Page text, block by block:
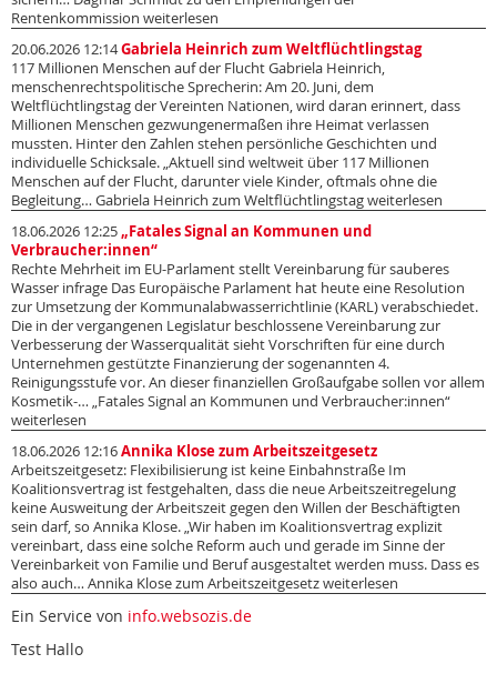
Rentenkommission weiterlesen
20.06.2026 12:14Gabriela Heinrich zum Weltflüchtlingstag
117 Millionen Menschen auf der Flucht Gabriela Heinrich,
menschenrechtspolitische Sprecherin: Am 20. Juni, dem
Weltflüchtlingstag der Vereinten Nationen, wird daran erinnert, dass
Millionen Menschen gezwungenermaßen ihre Heimat verlassen
mussten. Hinter den Zahlen stehen persönliche Geschichten und
individuelle Schicksale. „Aktuell sind weltweit über 117 Millionen
Menschen auf der Flucht, darunter viele Kinder, oftmals ohne die
Begleitung… Gabriela Heinrich zum Weltflüchtlingstag weiterlesen
18.06.2026 12:25„Fatales Signal an Kommunen und
Verbraucher:innen“
Rechte Mehrheit im EU-Parlament stellt Vereinbarung für sauberes
Wasser infrage Das Europäische Parlament hat heute eine Resolution
zur Umsetzung der Kommunalabwasserrichtlinie (KARL) verabschiedet.
Die in der vergangenen Legislatur beschlossene Vereinbarung zur
Verbesserung der Wasserqualität sieht Vorschriften für eine durch
Unternehmen gestützte Finanzierung der sogenannten 4.
Reinigungsstufe vor. An dieser finanziellen Großaufgabe sollen vor allem
Kosmetik-… „Fatales Signal an Kommunen und Verbraucher:innen“
weiterlesen
18.06.2026 12:16Annika Klose zum Arbeitszeitgesetz
Arbeitszeitgesetz: Flexibilisierung ist keine Einbahnstraße Im
Koalitionsvertrag ist festgehalten, dass die neue Arbeitszeitregelung
keine Ausweitung der Arbeitszeit gegen den Willen der Beschäftigten
sein darf, so Annika Klose. „Wir haben im Koalitionsvertrag explizit
vereinbart, dass eine solche Reform auch und gerade im Sinne der
Vereinbarkeit von Familie und Beruf ausgestaltet werden muss. Dass es
also auch… Annika Klose zum Arbeitszeitgesetz weiterlesen
Ein Service von info.websozis.de
Test Hallo